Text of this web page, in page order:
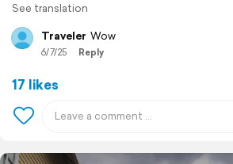
See translation
Traveler Wow
6/7/25 Reply
17 likes